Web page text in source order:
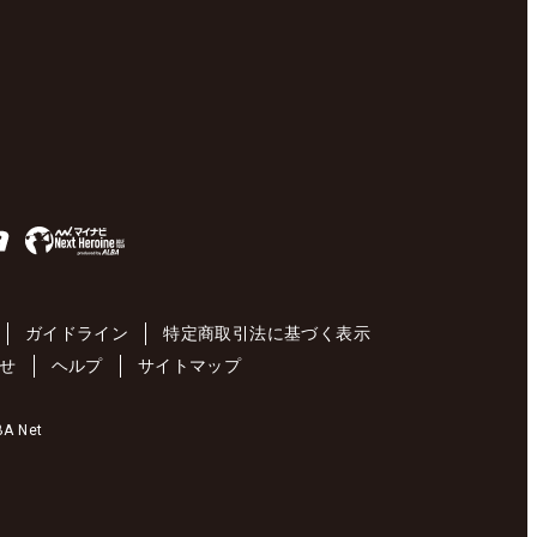
ガイドライン
特定商取引法に基づく表示
ヘルプ サイトマップ
Net